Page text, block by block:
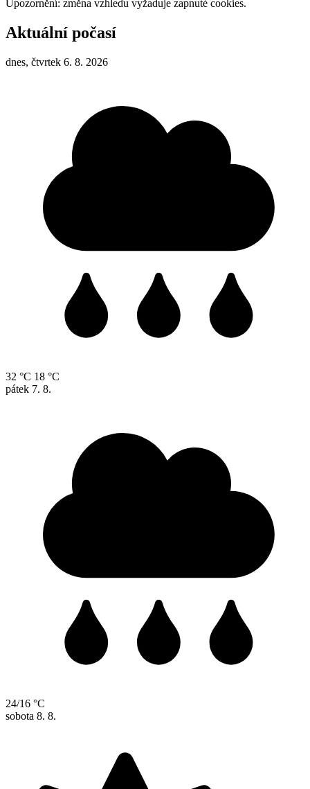
Upozornění: změna vzhledu vyžaduje zapnuté cookies.
Aktuální počasí
dnes, čtvrtek 6. 8. 2026
32 °C 18 °C
pátek 7. 8.
24/16 °C
sobota 8. 8.